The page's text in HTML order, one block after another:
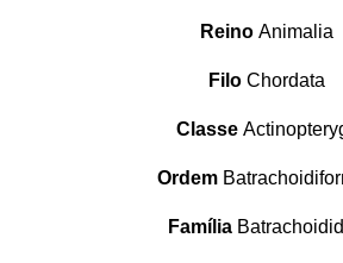
Reino Animalia
Filo Chordata
Classe
Ordem
Família